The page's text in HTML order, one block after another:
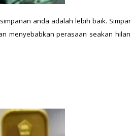
anda adalah lebih baik.
menyebabkan perasaan seakan